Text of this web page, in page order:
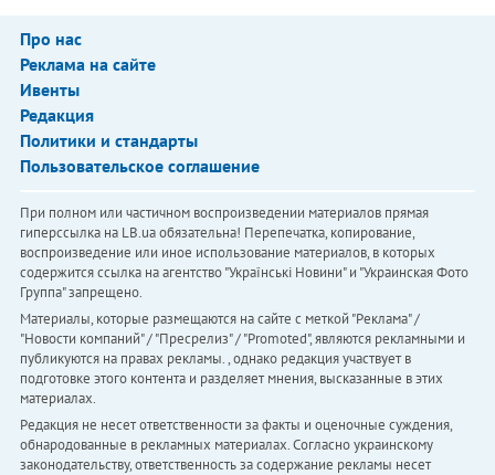
Про нас
Реклама на сайте
Ивенты
Редакция
Политики и стандарты
Пользовательское соглашение
При полном или частичном воспроизведении материалов прямая
гиперссылка на LB.ua обязательна! Перепечатка, копирование,
воспроизведение или иное использование материалов, в которых
содержится ссылка на агентство "Українськi Новини" и "Украинская Фото
Группа" запрещено.
Материалы, которые размещаются на сайте с меткой "Реклама" /
"Новости компаний" / "Пресрелиз" / "Promoted", являются рекламными и
публикуются на правах рекламы. , однако редакция участвует в
подготовке этого контента и разделяет мнения, высказанные в этих
материалах.
Редакция не несет ответственности за факты и оценочные суждения,
обнародованные в рекламных материалах. Согласно украинскому
законодательству, ответственность за содержание рекламы несет